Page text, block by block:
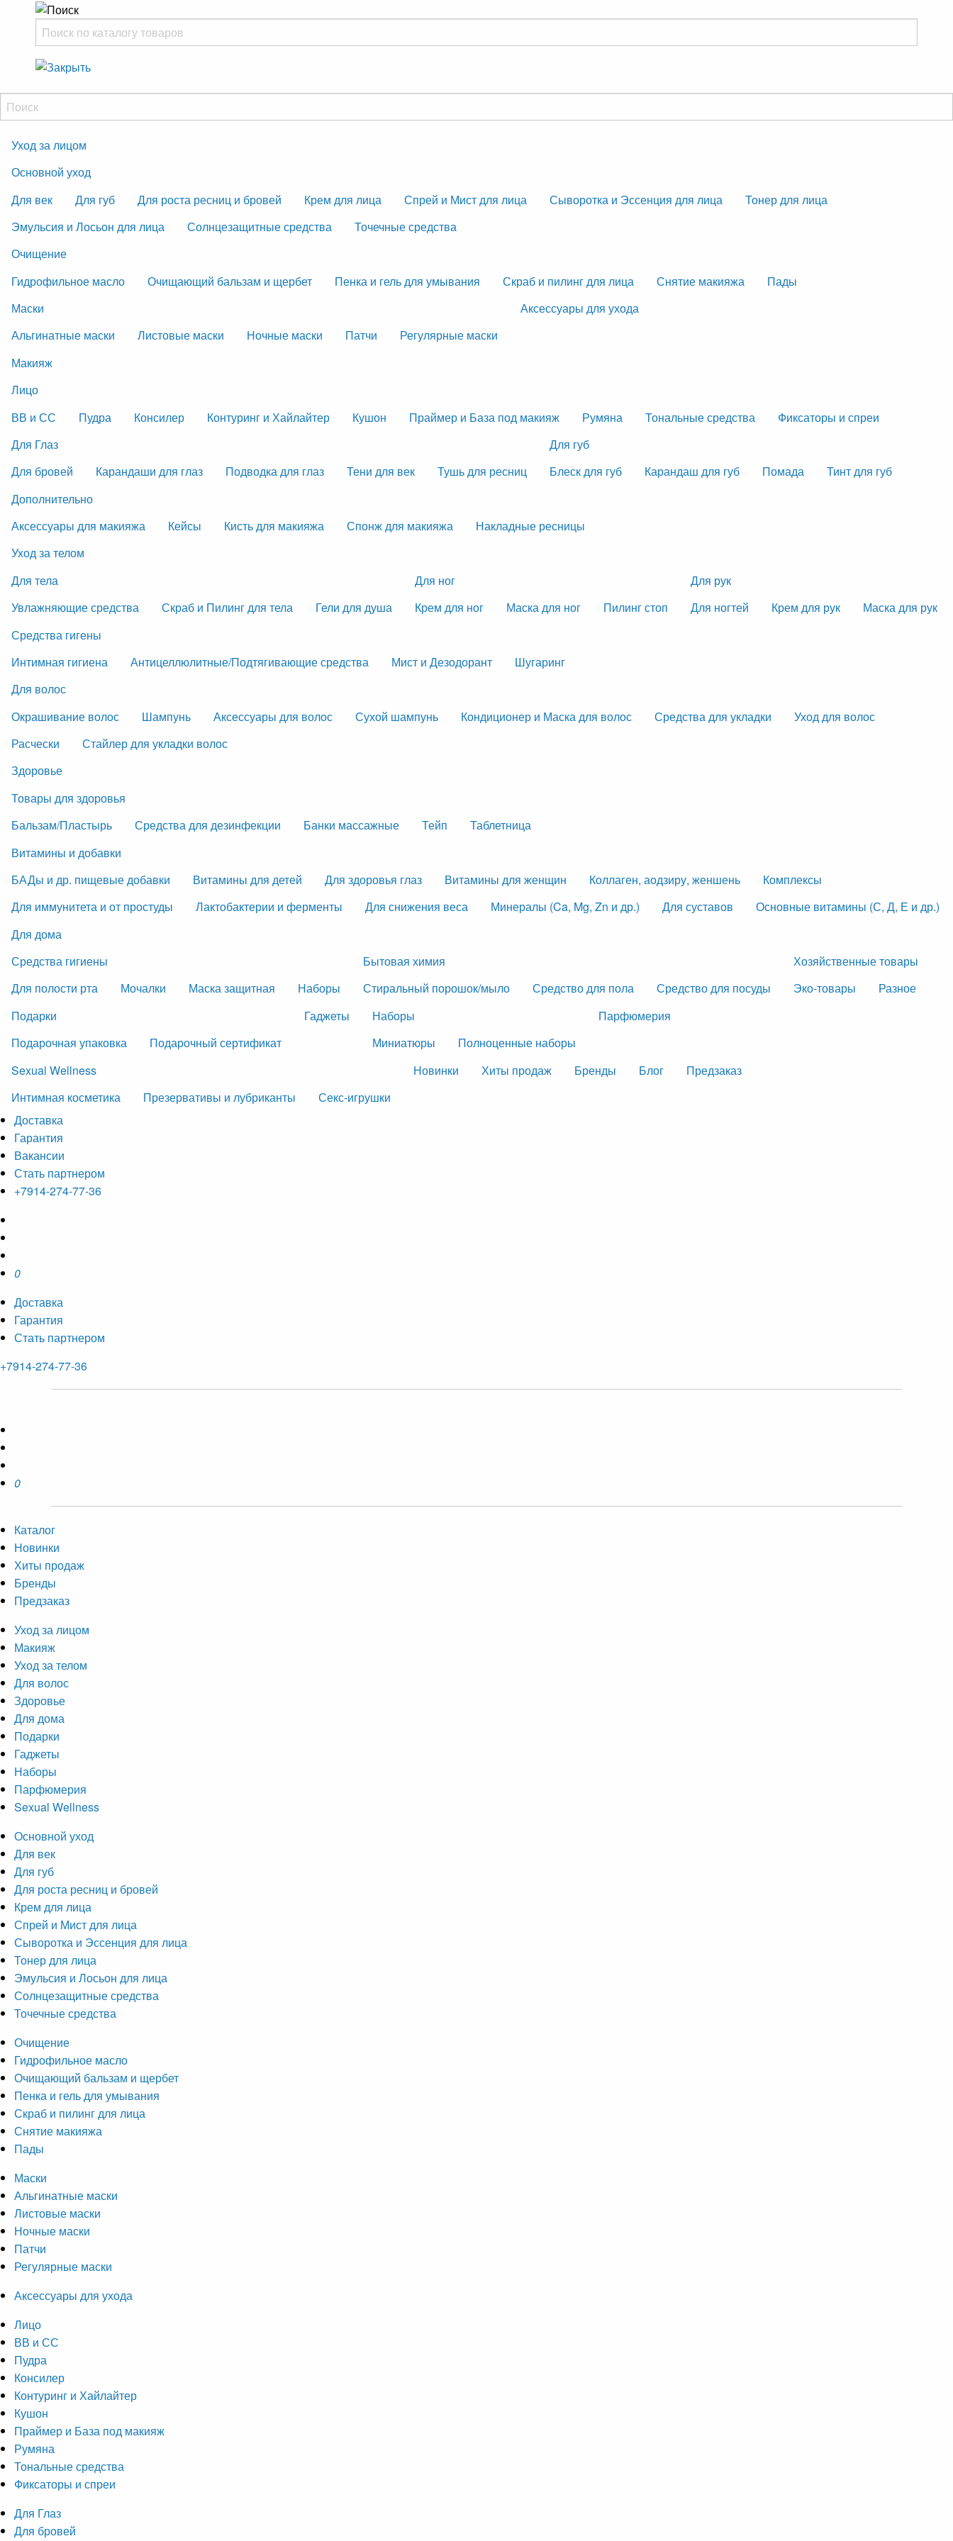
Уход за лицом
Основной уход
Для век
Для губ Для роста ресниц и бровей Крем для лица Спрей и Мист для лица Сыворотка и Эссенция для лица
Тонер для лица
Эмульсия и Лосьон для лица
Солнцезащитные средства
Точечные средства
Очищение
Гидрофильное масло
Очищающий бальзам и щербет Пенка и гель для умывания Скраб и пилинг для лица Снятие макияжа
Пады
Маски
Альгинатные маски
Листовые маски Ночные маски Патчи Регулярные маски
Аксессуары для ухода
Макияж
Лицо
ВВ и СС
Пудра Консилер Контуринг и Хайлайтер Кушон Праймер и База под макияж Румяна Тональные средства
Фиксаторы и спреи
Для Глаз
Для бровей
Карандаши для глаз Подводка для глаз Тени для век Тушь для ресниц
Для губ
Блеск для губ
Карандаш для губ Помада
Тинт для губ
Дополнительно
Аксессуары для макияжа
Кейсы Кисть для макияжа Спонж для макияжа
Накладные ресницы
Уход за телом
Для тела
Увлажняющие средства
Скраб и Пилинг для тела Гели для душа
Для ног
Крем для ног
Маска для ног Пилинг стоп
Для рук
Для ногтей
Крем для рук
Маска для рук
Средства гигены
Интимная гигиена
Антицеллюлитные/Подтягивающие средства Мист и Дезодорант
Шугаринг
Для волос
Окрашивание волос
Шампунь Аксессуары для волос Сухой шампунь Кондиционер и Маска для волос Средства для укладки
Уход для волос
Расчески
Стайлер для укладки волос
Здоровье
Товары для здоровья
Бальзам/Пластырь
Средства для дезинфекции Банки массажные Тейп
Таблетница
Витамины и добавки
БАДы и др. пищевые добавки
Витамины для детей Для здоровья глаз Витамины для женщин Коллаген, аодзиру, женшень
Комплексы
Для иммунитета и от простуды
Лактобактерии и ферменты Для снижения веса Минералы (Ca, Mg, Zn и др.) Для суставов
Основные витамины (С, Д, Е и др.)
Для дома
Средства гигиены
Для полости рта
Мочалки Маска защитная Наборы
Бытовая химия
Стиральный порошок/мыло
Средство для пола Средство для посуды
Хозяйственные товары
Эко-товары
Разное
Подарки
Подарочная упаковка
Подарочный сертификат
Гаджеты
Наборы
Миниатюры
Полноценные наборы
Парфюмерия
Sexual Wellness
Интимная косметика
Презервативы и лубриканты Секс-игрушки
Новинки Хиты продаж Бренды Блог Предзаказ
Доставка
Гарантия
Вакансии
Стать партнером
+7914-274-77-36
0
Доставка
Гарантия
Стать партнером
+7914-274-77-36
0
Каталог
Новинки
Хиты продаж
Бренды
Предзаказ
Уход за лицом
Макияж
Уход за телом
Для волос
Здоровье
Для дома
Подарки
Гаджеты
Наборы
Парфюмерия
Sexual Wellness
Основной уход
Для век
Для губ
Для роста ресниц и бровей
Крем для лица
Спрей и Мист для лица
Сыворотка и Эссенция для лица
Тонер для лица
Эмульсия и Лосьон для лица
Солнцезащитные средства
Точечные средства
Очищение
Гидрофильное масло
Очищающий бальзам и щербет
Пенка и гель для умывания
Скраб и пилинг для лица
Снятие макияжа
Пады
Маски
Альгинатные маски
Листовые маски
Ночные маски
Патчи
Регулярные маски
Аксессуары для ухода
Лицо
ВВ и СС
Пудра
Консилер
Контуринг и Хайлайтер
Кушон
Праймер и База под макияж
Румяна
Тональные средства
Фиксаторы и спреи
Для Глаз
Для бровей